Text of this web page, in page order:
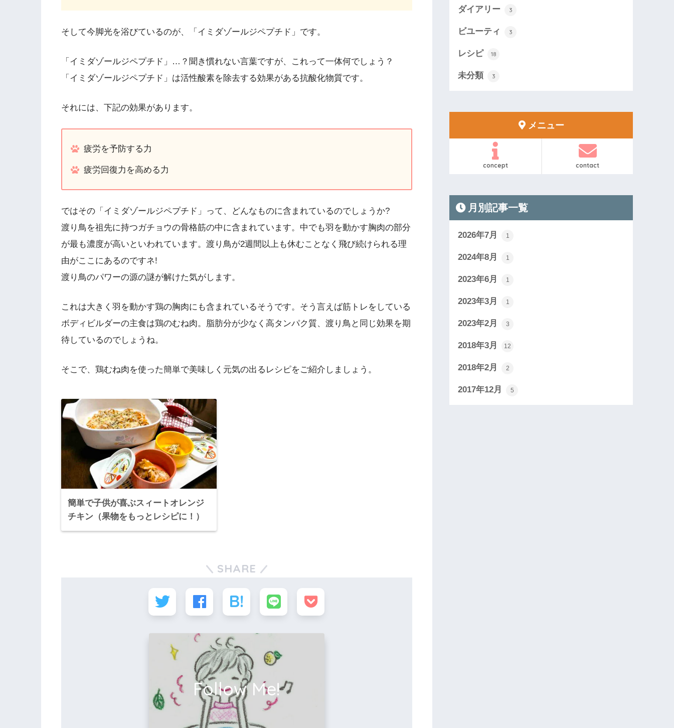
そして今脚光を浴びているのが、「イミダゾールジペプチド」です。
「イミダゾールジペプチド」…？聞き慣れない言葉ですが、これって一体何でしょう？
「イミダゾールジペプチド」は活性酸素を除去する効果がある抗酸化物質です。
それには、下記の効果があります。
疲労を予防する力
疲労回復力を高める力
ではその「イミダゾールジペプチド」って、どんなものに含まれているのでしょうか?
渡り鳥を祖先に持つガチョウの骨格筋の中に含まれています。中でも羽を動かす胸肉の部分
が最も濃度が高いといわれています。渡り鳥が2週間以上も休むことなく飛び続けられる理
由がここにあるのですネ!
渡り鳥のパワーの源の謎が解けた気がします。
これは大きく羽を動かす鶏の胸肉にも含まれているそうです。そう言えば筋トレをしている
ボディビルダーの主食は鶏のむね肉。脂肪分が少なく高タンパク質、渡り鳥と同じ効果を期
待しているのでしょうね。
そこで、鶏むね肉を使った簡単で美味しく元気の出るレシピをご紹介しましょう。
簡単で子供が喜ぶスィートオレンジ
チキン（果物をもっとレシピに！）
SHARE
Follow Me!
ダイアリー 3
ビユーティ 3
レシピ 18
未分類 3
メニュー
concept contact
月別記事一覧
2026年7月 1
2024年8月 1
2023年6月 1
2023年3月 1
2023年2月 3
2018年3月 12
2018年2月 2
2017年12月 5